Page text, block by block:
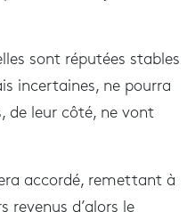
sont réputées stables
incertaines, ne pourra
de leur côté, ne vont
accordé, remettant à
revenus d’alors le